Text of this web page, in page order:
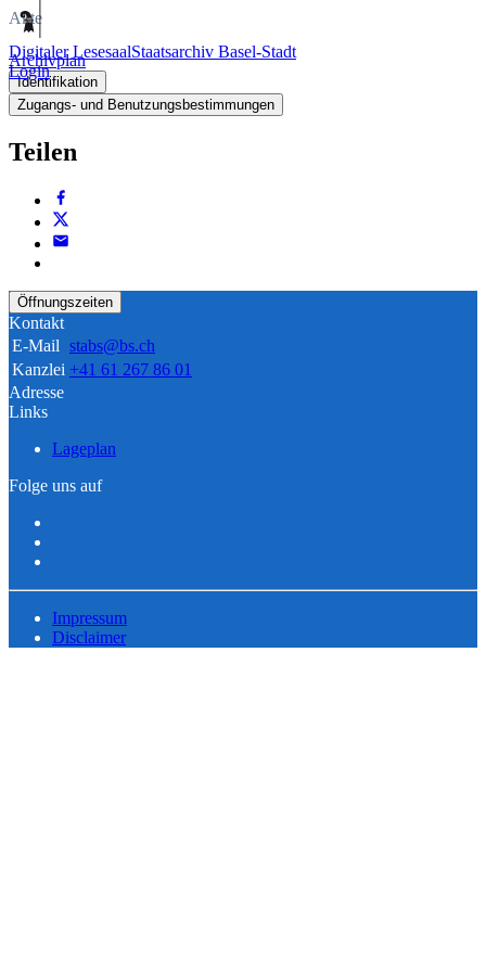
Digitaler LesesaalStaatsarchiv Basel-Stadt
Login
Akte
Archivplan
Identifikation
Zugangs- und Benutzungsbestimmungen
Teilen
Öffnungszeiten
Kontakt
E-Mail stabs@bs.ch
Kanzlei +41 61 267 86 01
Adresse
Links
Lageplan
Folge uns auf
Impressum
Disclaimer